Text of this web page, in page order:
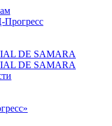
DE SAMARA
DE SAMARA